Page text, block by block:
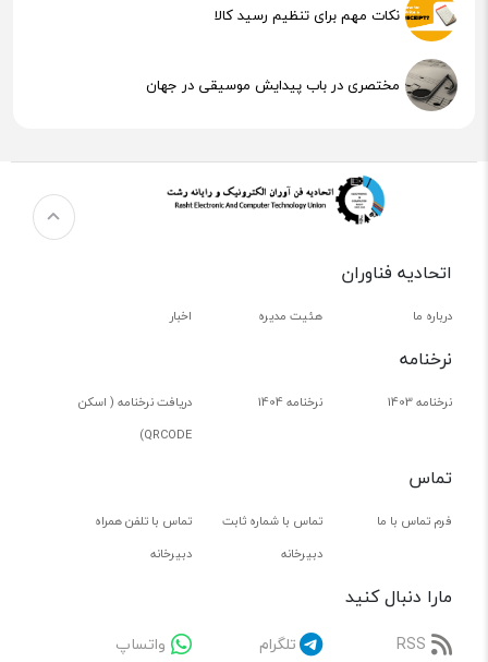
نکات مهم برای تنظیم رسید کالا
مختصری در باب پیدایش موسیقی در جهان
اتحادیه فناوران
درباره ما هئیت مدیره اخبار
نرخنامه
نرخنامه 1403 نرخنامه 1404
دریافت نرخنامه ( اسکن
QRCODE)
تماس
فرم تماس با ما
تماس با شماره ثابت
دبیرخانه
تماس با تلفن همراه
دبیرخانه
مارا دنبال کنید
RSS تلگرام واتساپ